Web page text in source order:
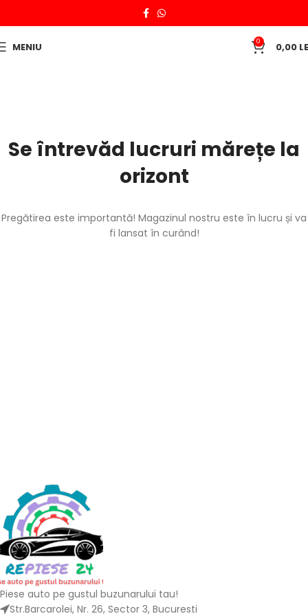
MENIU 0 0,00
Se întrevăd lucruri mărețe la
orizont
Pregătirea este importantă! Magazinul nostru este în lucru și va
fi lansat în curând!
Piese auto pe gustul buzunarului tau!
Str.Barcarolei, Nr. 26, Sector 3, Bucuresti